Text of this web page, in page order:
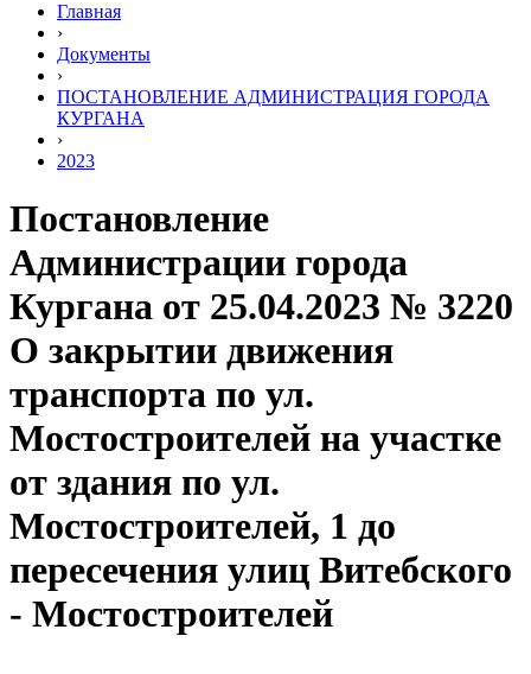
Главная
›
Документы
›
ПОСТАНОВЛЕНИЕ АДМИНИСТРАЦИЯ ГОРОДА
КУРГАНА
›
2023
Постановление
Администрации города
Кургана от 25.04.2023 № 3220
О закрытии движения
транспорта по ул.
Мостостроителей на участке
от здания по ул.
Мостостроителей, 1 до
пересечения улиц Витебского
- Мостостроителей